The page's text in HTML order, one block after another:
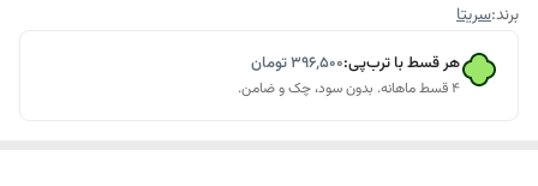
برند:سریتا
هر قسط با ترب‌پی:۳۹۶٬۵۰۰تومان
۴ قسط ماهانه. بدون سود، چک و ضامن.